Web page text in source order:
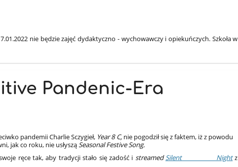
nie będzie zajęć dydaktyczno - wychowawczy i opiekuńczych. Szkoła w
Pandenic-Era
pandemii Charlie Sczygieł, Year 8 C, nie pogodził się z faktem, iż z powodu
jak co roku, nie usłysząSeasonal Festive Song.
ręce tak, aby tradycji stało się zadość i streamedSilent Night z